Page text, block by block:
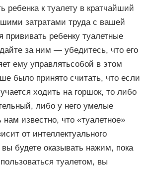
ребенка к туалету в кратчайший
затратами труда с вашей
пpививaть ребенку туалетные
зa ним — убедитесь, что его
ему управлятьсобой в этом
было принято считать, что если
ходить на гоpшок, то либо
либо у нeгo умелые
нам известно, что «туалетное»
от интеллектуального
будете оказывать нажим, пока
туалетом, вы